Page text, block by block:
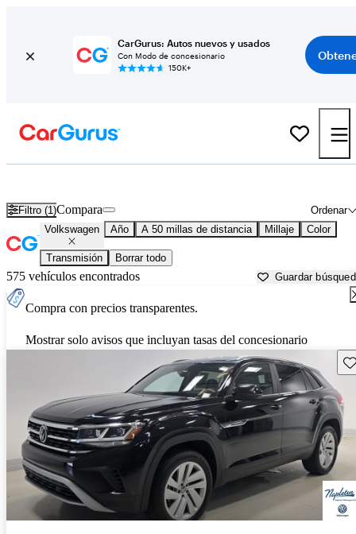
CarGurus: Autos nuevos y usados
Con Modo de concesionario
150K+
Filtro (1) Ordenar
Compara
Volkswagen Año A 50 millas de distancia Millaje Color
Transmisión Borrar todo
575 vehículos encontrados Guardar
Compra con precios transparentes.
Mostrar solo avisos que incluyan tasas del concesionario